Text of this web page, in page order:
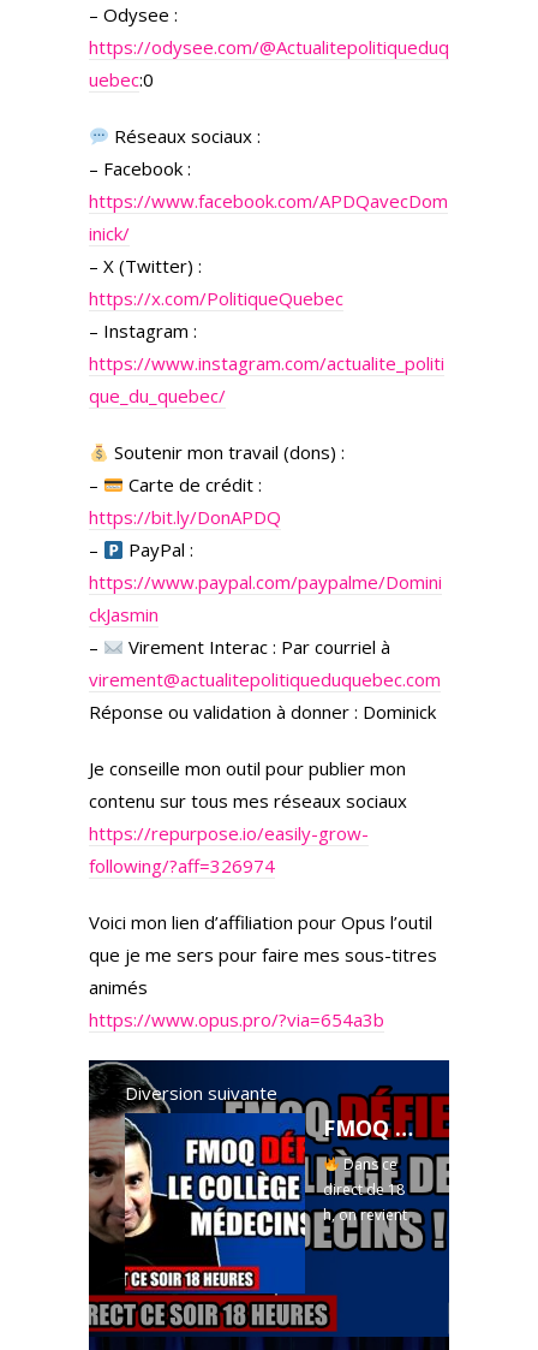
– Odysee :
https://odysee.com/@Actualitepolitiqueduq
uebec:0
Réseaux sociaux :
– Facebook :
https://www.facebook.com/APDQavecDom
inick/
– X (Twitter) :
https://x.com/PolitiqueQuebec
– Instagram :
https://www.instagram.com/actualite_politi
que_du_quebec/
Soutenir mon travail (dons) :
–
Carte de crédit :
https://bit.ly/DonAPDQ
–
PayPal :
https://www.paypal.com/paypalme/Domini
ckJasmin
–
Virement Interac : Par courriel à
virement@actualitepolitiqueduquebec.com
Réponse ou validation à donner : Dominick
Je conseille mon outil pour publier mon
contenu sur tous mes réseaux sociaux
https://repurpose.io/easily-grow-
following/?aff=326974
Voici mon lien d’affiliation pour Opus l’outil
que je me sers pour faire mes sous-titres
animés
https://www.opus.pro/?via=654a3b
Diversion suivante
FMOQ défie le collège des médecins ! - 29 mai 2025
Dans ce
direct de 18
h, on revient
sur une
explosive à
l’Assemblée
nationale !